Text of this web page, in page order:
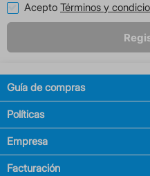
Acepto Términos y
Guía de compras
Políticas
Empresa
Facturación